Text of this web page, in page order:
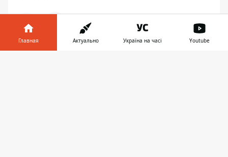
Главная Актуально Україна на часі Youtube